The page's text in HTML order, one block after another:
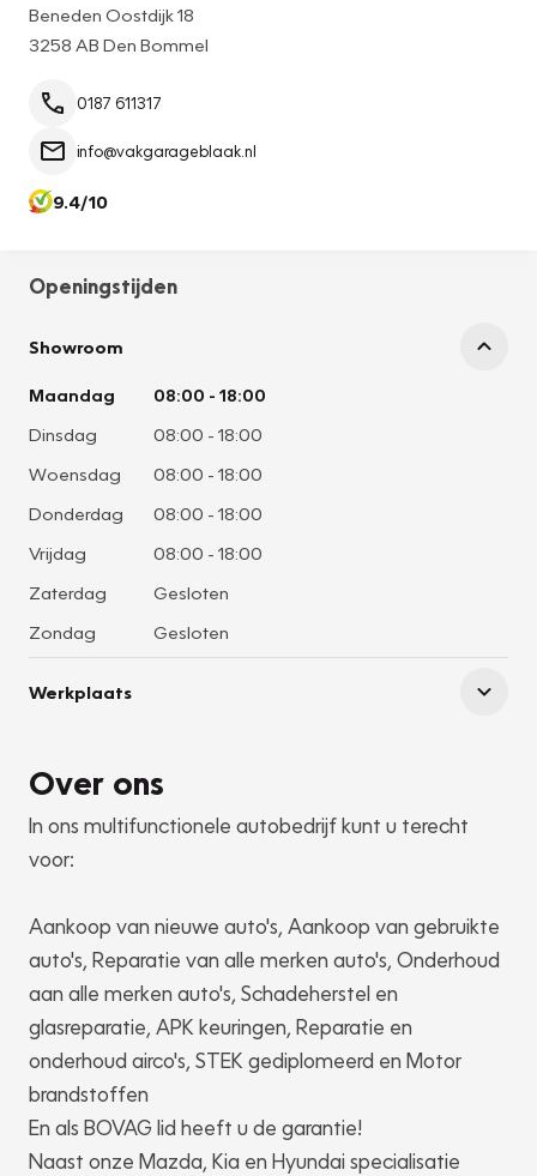
Beneden Oostdijk 18
3258 AB Den Bommel
0187 611317
info@vakgarageblaak.nl
9.4/10
Openingstijden
Showroom
Maandag 08:00 - 18:00
Dinsdag
08:00 - 18:00
Woensdag
08:00 - 18:00
Donderdag
08:00 - 18:00
Vrijdag
08:00 - 18:00
Zaterdag
Gesloten
Zondag
Gesloten
Werkplaats
Over ons
In ons multifunctionele autobedrijf kunt u terecht
voor:
Aankoop van nieuwe auto's, Aankoop van gebruikte
auto's, Reparatie van alle merken auto's, Onderhoud
aan alle merken auto's, Schadeherstel en
glasreparatie, APK keuringen, Reparatie en
onderhoud airco's, STEK gediplomeerd en Motor
brandstoffen
En als BOVAG lid heeft u de garantie!
Naast onze Mazda, Kia en Hyundai specialisatie